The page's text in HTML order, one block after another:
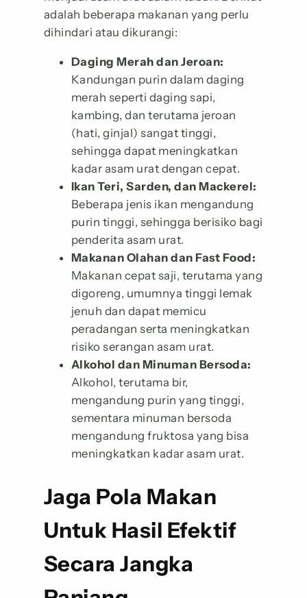
adalah beberapa makanan yang perlu
dihindari atau dikurangi:
Daging Merah dan Jeroan:
Kandungan purin dalam daging
merah seperti daging sapi,
kambing, dan terutama jeroan
(hati, ginjal) sangat tinggi,
sehingga dapat meningkatkan
kadar asam urat dengan cepat.
Ikan Teri, Sarden, dan Mackerel:
Beberapa jenis ikan mengandung
purin tinggi, sehingga berisiko bagi
penderita asam urat.
Makanan Olahan dan Fast Food:
Makanan cepat saji, terutama yang
digoreng, umumnya tinggi lemak
jenuh dan dapat memicu
peradangan serta meningkatkan
risiko serangan asam urat.
Alkohol dan Minuman Bersoda:
Alkohol, terutama bir,
mengandung purin yang tinggi,
sementara minuman bersoda
mengandung fruktosa yang bisa
meningkatkan kadar asam urat.
Jaga Pola Makan
Untuk Hasil Efektif
Secara Jangka